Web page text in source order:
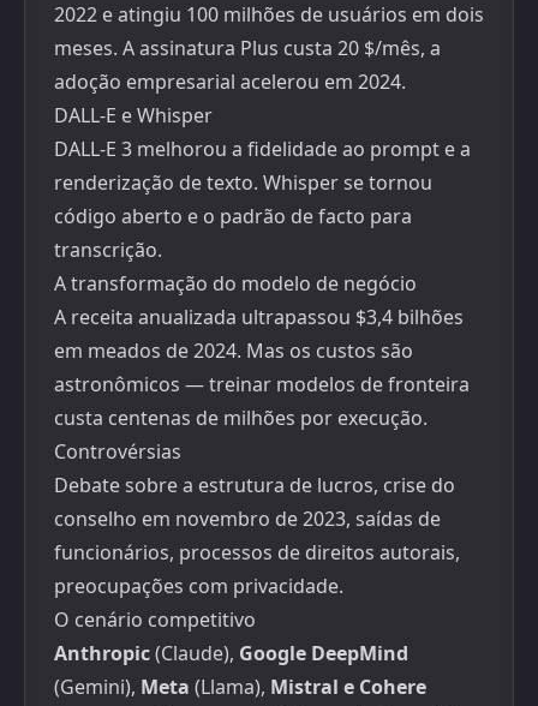
2022 e atingiu 100 milhões de usuários em dois
meses. A assinatura Plus custa 20 $/mês, a
adoção empresarial acelerou em 2024.
DALL-E e Whisper
DALL-E 3 melhorou a fidelidade ao prompt e a
renderização de texto. Whisper se tornou
código aberto e o padrão de facto para
transcrição.
A transformação do modelo de negócio
A receita anualizada ultrapassou $3,4 bilhões
em meados de 2024. Mas os custos são
astronômicos — treinar modelos de fronteira
custa centenas de milhões por execução.
Controvérsias
Debate sobre a estrutura de lucros, crise do
conselho em novembro de 2023, saídas de
funcionários, processos de direitos autorais,
preocupações com privacidade.
O cenário competitivo
Anthropic(Claude), Google DeepMind
(Gemini), Meta (Llama), Mistral e Cohere